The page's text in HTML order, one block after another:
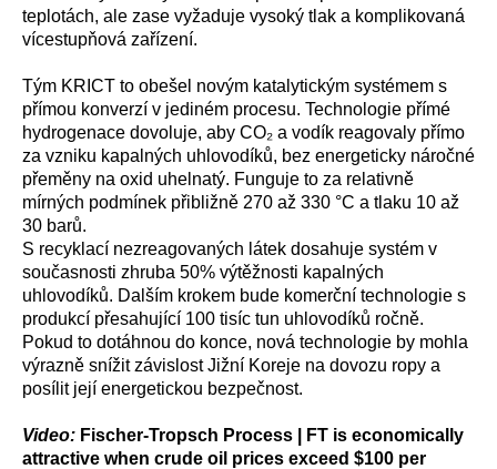
teplotách, ale zase vyžaduje vysoký tlak a komplikovaná
vícestupňová zařízení.
Tým KRICT to obešel novým katalytickým systémem s
přímou konverzí v jediném procesu. Technologie přímé
hydrogenace dovoluje, aby CO₂ a vodík reagovaly přímo
za vzniku kapalných uhlovodíků, bez energeticky náročné
přeměny na oxid uhelnatý. Funguje to za relativně
mírných podmínek přibližně 270 až 330 °C a tlaku 10 až
30 barů.
S recyklací nezreagovaných látek dosahuje systém v
současnosti zhruba 50% výtěžnosti kapalných
uhlovodíků. Dalším krokem bude komerční technologie s
produkcí přesahující 100 tisíc tun uhlovodíků ročně.
Pokud to dotáhnou do konce, nová technologie by mohla
výrazně snížit závislost Jižní Koreje na dovozu ropy a
posílit její energetickou bezpečnost.
Video: Fischer-Tropsch Process | FT is economically
attractive when crude oil prices exceed $100 per